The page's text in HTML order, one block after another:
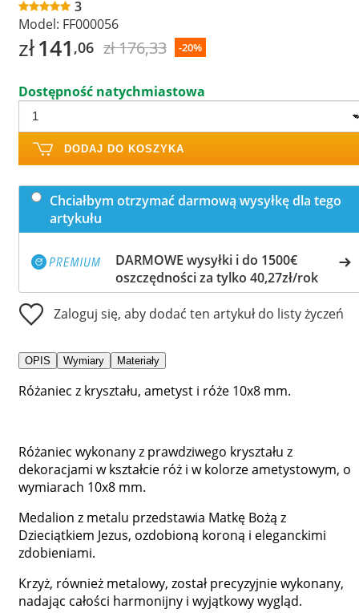
3
Model: FF000056
zł141 ,06 zł 176,33 -20%
Dostępność natychmiastowa
DODAJ DO KOSZYKA
Chciałbym otrzymać darmową wysyłkę dla tego
artykułu
DARMOWE wysyłki i do 1500€
oszczędności za tylko 40,27zł/rok
Zaloguj się, aby dodać ten artykuł do listy życzeń
OPIS Wymiary Materiały
Różaniec z kryształu, ametyst i róże 10x8 mm.
Różaniec wykonany z prawdziwego kryształu z
dekoracjami w kształcie róż i w kolorze ametystowym, o
wymiarach 10x8 mm.
Medalion z metalu przedstawia Matkę Bożą z
Dzieciątkiem Jezus, ozdobioną koroną i eleganckimi
zdobieniami.
Krzyż, również metalowy, został precyzyjnie wykonany,
nadając całości harmonijny i wyjątkowy wygląd.